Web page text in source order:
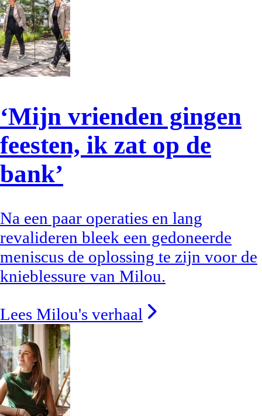
‘Mijn vrienden gingen
feesten, ik zat op de
bank’
Na een paar operaties en lang
revalideren bleek een gedoneerde
meniscus de oplossing te zijn voor de
knieblessure van Milou.
Lees Milou's verhaal